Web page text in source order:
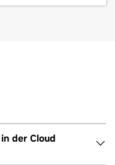
der Cloud